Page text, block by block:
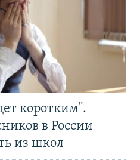
коротким".
в России
из школ